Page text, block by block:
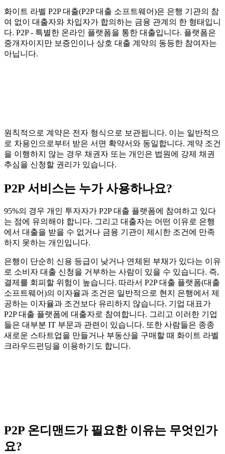
화이트 라벨 P2P 대출(P2P 대출 소프트웨어)은 은행 기관의 참
여 없이 대출자와 차입자가 합의하는 금융 관계의 한 형태입니
다. P2P - 특별한 온라인 플랫폼을 통한 대출입니다. 플랫폼은
중개자이지만 보증인이나 상호 대출 계약의 동등한 참여자는
아닙니다.
원칙적으로 계약은 전자 형식으로 보관됩니다. 이는 일반적으
로 차용인으로부터 받은 서면 확약서와 동일합니다. 계약 조건
을 이행하지 않는 경우 채권자 또는 개인은 법원에 강제 채권
추심을 신청할 권리가 있습니다.
P2P 서비스는 누가 사용하나요?
95%의 경우 개인 투자자가 P2P 대출 플랫폼에 참여하고 있다
는 점에 유의해야 합니다. 그리고 대출자는 어떤 이유로 은행
에서 대출을 받을 수 없거나 금융 기관이 제시한 조건에 만족
하지 못하는 개인입니다.
은행이 단순히 신용 등급이 낮거나 연체된 부채가 있다는 이유
로 소비자 대출 신청을 거부하는 사람이 있을 수 있습니다. 즉,
결제를 회피할 위험이 높습니다. 따라서 P2P 대출 플랫폼(대출
소프트웨어)의 이자율과 조건은 일반적으로 현지 은행에서 제
공하는 이자율과 조건보다 유리하지 않습니다. 기업 대표가
P2P 대출 플랫폼에 대출자로 참여합니다. 그리고 이러한 기업
들은 대부분 IT 부문과 관련이 있습니다. 또한 사람들은 종종
새로운 스타트업을 만들거나 부동산을 구매할 때 화이트 라벨
크라우드펀딩을 이용하기도 합니다.
P2P 온디맨드가 필요한 이유는 무엇인가
요?